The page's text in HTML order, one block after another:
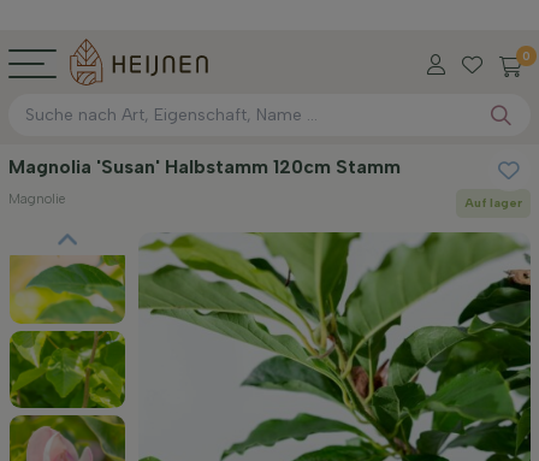
0
Magnolia 'Susan' Halbstamm 120cm Stamm
Magnolie Auf lager